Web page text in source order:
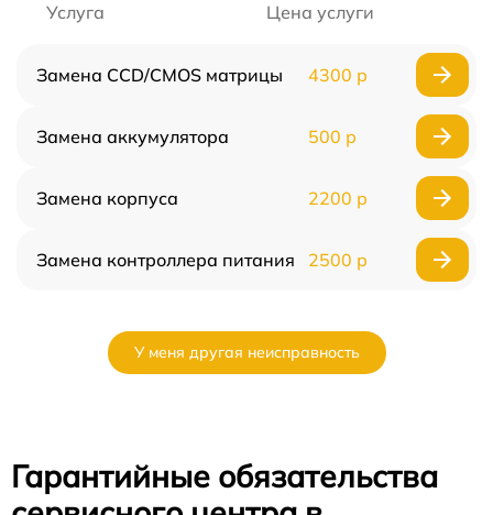
Услуга Цена услуги
Замена CCD/CMOS матрицы 4300 р
Замена аккумулятора 500 р
Замена корпуса 2200 р
Замена контроллера питания 2500 р
У меня другая неисправность
Гарантийные обязательства